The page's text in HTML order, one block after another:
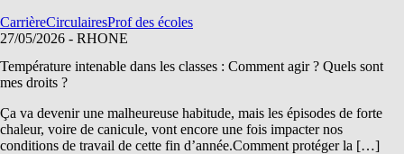
CarrièreCirculairesProf des écoles
27/05/2026 - RHONE
Température intenable dans les classes : Comment agir ? Quels sont
mes droits ?
Ça va devenir une malheureuse habitude, mais les épisodes de forte
chaleur, voire de canicule, vont encore une fois impacter nos
conditions de travail de cette fin d’année.Comment protéger la […]